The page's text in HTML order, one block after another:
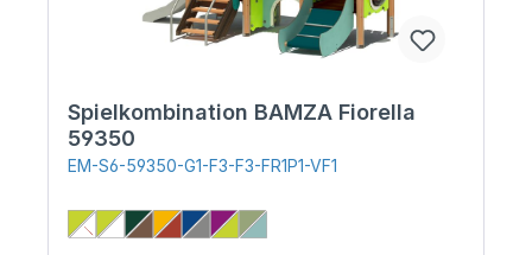
Spielkombination BAMZA Fiorella
59350
EM-S6-59350-G1-F3-F3-FR1P1-VF1